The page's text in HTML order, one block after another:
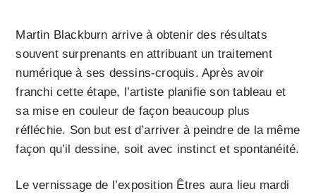
Martin Blackburn arrive à obtenir des résultats
souvent surprenants en attribuant un traitement
numérique à ses dessins-croquis. Après avoir
franchi cette étape, l’artiste planifie son tableau et
sa mise en couleur de façon beaucoup plus
réfléchie. Son but est d’arriver à peindre de la même
façon qu’il dessine, soit avec instinct et spontanéité.
Le vernissage de l’exposition Êtres aura lieu mardi